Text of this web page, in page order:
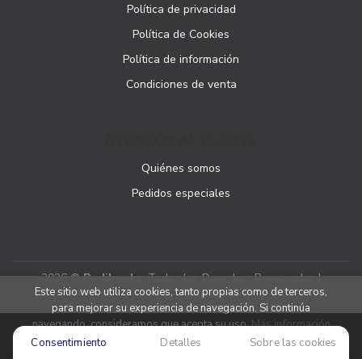
Política de privacidad
Política de Cookies
Política de información
Condiciones de venta
Quiénes somos
Pedidos especiales
2026 ©Podibooks. Todos los Derechos Reservados |
Podiprint
Este sitio web utiliza cookies, tanto propias como de terceros,
para mejorar su experiencia de navegación. Si continúa
navegando, consideramos que acepta su uso.Más información
Consentimiento Detalles Sobre las cookies